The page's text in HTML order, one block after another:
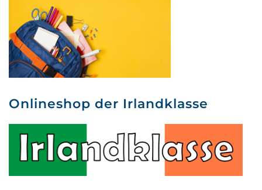
Onlineshop der Irlandklasse